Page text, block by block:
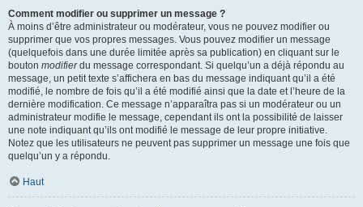
Comment modifier ou supprimer un message ?
À moins d’être administrateur ou modérateur, vous ne pouvez modifier ou
supprimer que vos propres messages. Vous pouvez modifier un message
(quelquefois dans une durée limitée après sa publication) en cliquant sur le
bouton modifierdu message correspondant. Si quelqu’un a déjà répondu au
message, un petit texte s’affichera en bas du message indiquant qu’il a été
modifié, le nombre de fois qu’il a été modifié ainsi que la date et l’heure de la
dernière modification. Ce message n’apparaîtra pas si un modérateur ou un
administrateur modifie le message, cependant ils ont la possibilité de laisser
une note indiquant qu’ils ont modifié le message de leur propre initiative.
Notez que les utilisateurs ne peuvent pas supprimer un message une fois que
quelqu’un y a répondu.
Haut